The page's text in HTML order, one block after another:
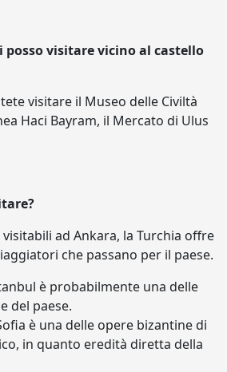
visitare vicino al castello
visitare il Museo delle Civiltà
Haci Bayram, il Mercato di Ulus
ad Ankara, la Turchia offre
che passano per il paese.
è probabilmente una delle
del paese.
è una delle opere bizantine di
in quanto eredità diretta della